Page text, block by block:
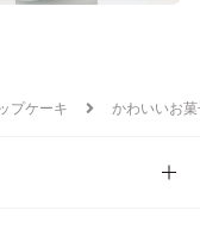
プケーキ かわいいお